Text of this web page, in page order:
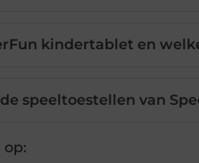
kindertablet en
speeltoestellen van
op: